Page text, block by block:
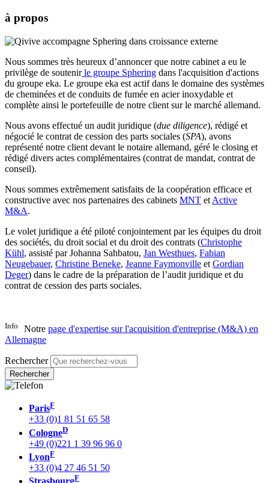
à propos
Nous sommes très heureux d’annoncer que notre cabinet a eu le
privilège de soutenirle groupe Sphering dans l'acquisition d'actions
du groupe eka. Le groupe eka est actif dans le domaine des systèmes
de cheminées et de conduits de fumée en acier inoxydable et
complète ainsi le portefeuille de notre client sur le marché allemand.
Nous avons effectué un audit juridique (due diligence), rédigé et
négocié le contrat de cession des parts sociales (SPA), avons
représenté notre client devant le notaire allemand, géré le closing et
rédigé divers actes complémentaires (contrat de mandat, contrat de
conseil).
Nous sommes extrêmement satisfaits de la coopération efficace et
constructive avec nos partenaires des cabinets MNT et Active
M&A.
Le volet juridique a été piloté conjointement par les équipes du droit
des sociétés, du droit social et du droit des contrats (Christophe
Kühl, assisté par Johanna Sahbatou, Jan Westhues, Fabian
Neugebauer, Christine Beneke, Jeanne Faymonville et Gordian
Deger) dans le cadre de la préparation de l’audit juridique et du
contrat de cession des parts sociales.
Info Notre page d'expertise sur l'acquisition d'entreprise (M&A) en
Allemagne
Rechercher
ParisF
+33 (0)1 81 51 65 58
CologneD
+49 (0)221 1 39 96 96 0
LyonF
+33 (0)4 27 46 51 50
F